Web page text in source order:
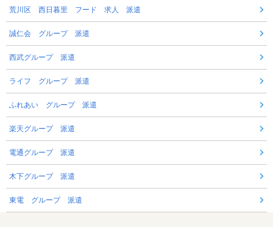
荒川区 西日暮里 フード 求人 派遣
誠仁会 グループ 派遣
西武グループ 派遣
ライフ グループ 派遣
ふれあい グループ 派遣
楽天グループ 派遣
電通グループ 派遣
木下グループ 派遣
東電 グループ 派遣